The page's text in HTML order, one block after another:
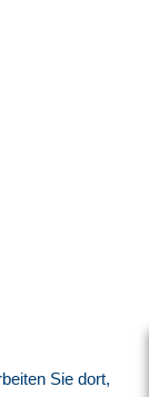
Sie dort,